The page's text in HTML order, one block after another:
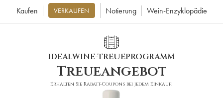
Kaufen VERKAUFEN Notierung Wein-Enzyklopädie
IDEALWINE-TREUEPROGRAMM
Treueangebot
Erhalten Sie Rabatt-Coupons bei jedem Einkauf!